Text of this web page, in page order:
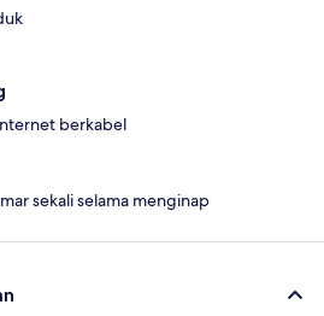
berkabel
sekali selama menginap